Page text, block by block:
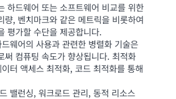
하드웨어 또는 소프트웨어 비교를 위한
량, 벤치마크와 같은 메트릭을 비롯하여
평가할 수단을 제공합니다.
웨어의 사용과 관련한 병렬화 기술은
써 컴퓨팅 속도가 향상됩니다. 최적화
터 액세스 최적화, 코드 최적화를 통해
밸런싱, 워크로드 관리, 동적 리소스